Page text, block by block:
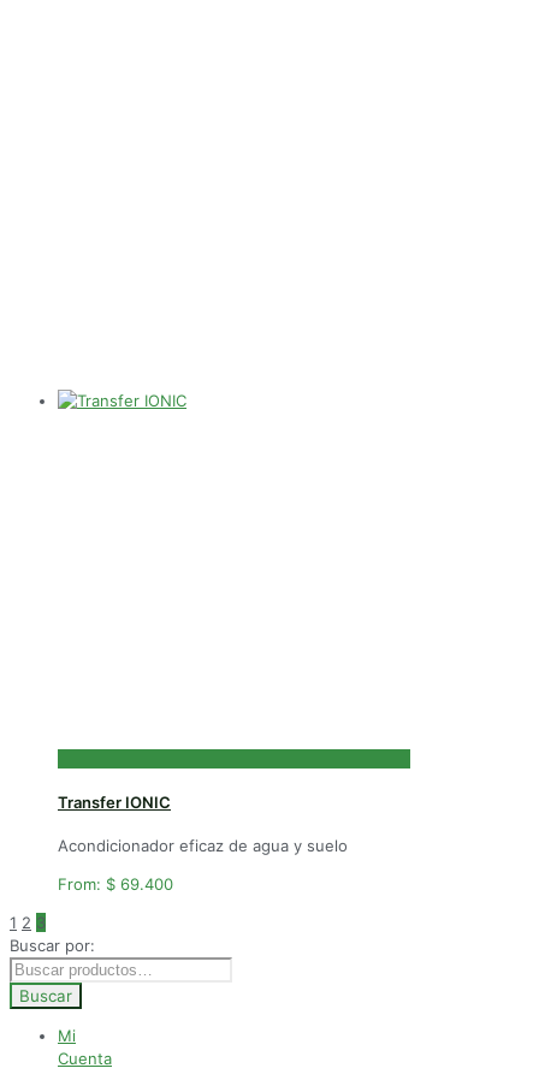
Transfer IONIC
Acondicionador eficaz de agua y suelo
From: $ 69.400
1 2 3
Buscar por:
Buscar
Mi
Cuenta